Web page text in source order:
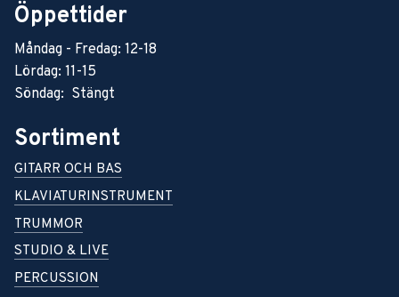
Öppettider
Måndag - Fredag: 12-18
Lördag: 11-15
Söndag: Stängt
Sortiment
GITARR OCH BAS
KLAVIATURINSTRUMENT
TRUMMOR
STUDIO & LIVE
PERCUSSION